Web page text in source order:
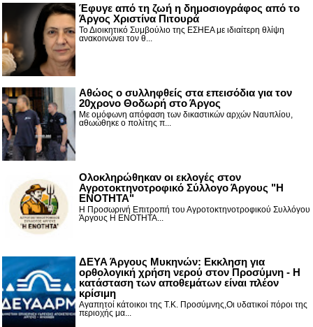
Έφυγε από τη ζωή η δημοσιογράφος από το
Άργος Χριστίνα Πιτουρά
Το Διοικητικό Συμβούλιο της ΕΣΗΕΑ με ιδιαίτερη θλίψη
ανακοινώνει τον θ...
Αθώος ο συλληφθείς στα επεισόδια για τον
20χρονο Θοδωρή στο Άργος
Με ομόφωνη απόφαση των δικαστικών αρχών Ναυπλίου,
αθωώθηκε ο πολίτης π...
Ολοκληρώθηκαν οι εκλογές στον
Αγροτοκτηνοτροφικό Σύλλογο Άργους "Η
ΕΝΟΤΗΤΑ"
Η Προσωρινή Επιτροπή του Αγροτοκτηνοτροφικού Συλλόγου
Άργους Η ΕΝΟΤΗΤΑ...
ΔΕΥΑ Άργους Μυκηνών: Εκκληση για
ορθολογική χρήση νερού στον Προσύμνη - Η
κατάσταση των αποθεμάτων είναι πλέον
κρίσιμη
Αγαπητοί κάτοικοι της Τ.Κ. Προσύμνης,Οι υδατικοί πόροι της
περιοχής μα...